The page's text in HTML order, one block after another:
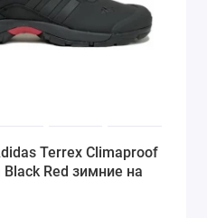
Terrex Climaproof
Black Red зимние на